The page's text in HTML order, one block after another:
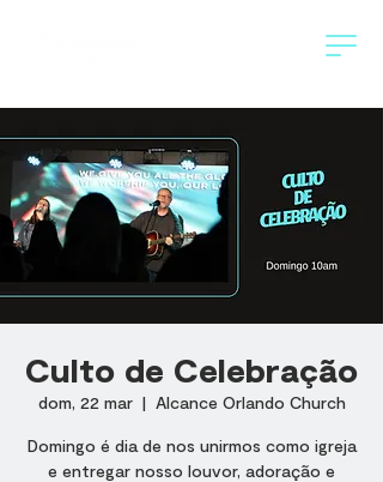
Culto de Celebração
dom, 22 mar
  |
Alcance Orlando Church
Domingo é dia de nos unirmos como igreja
e entregar nosso louvor, adoração e